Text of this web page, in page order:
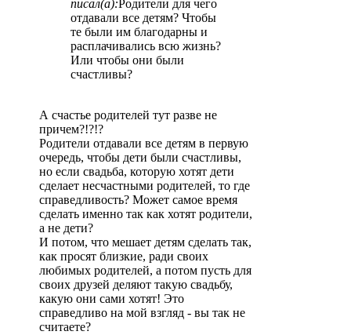
писал(а):Родители для чего
отдавали все детям? Чтобы
те были им благодарны и
расплачивались всю жизнь?
Или чтобы они были
счастливы?
А счастье родителей тут разве не
причем?!?!?
Родители отдавали все детям в первую
очередь, чтобы дети были счастливы,
но если свадьба, которую хотят дети
сделает несчастными родителей, то где
справедливость? Может самое время
сделать именно так как хотят родители,
а не дети?
И потом, что мешает детям сделать так,
как просят близкие, ради своих
любимых родителей, а потом пусть для
своих друзей деляют такую свадьбу,
какую они сами хотят! Это
справедливо на мой взгляд - вы так не
считаете?